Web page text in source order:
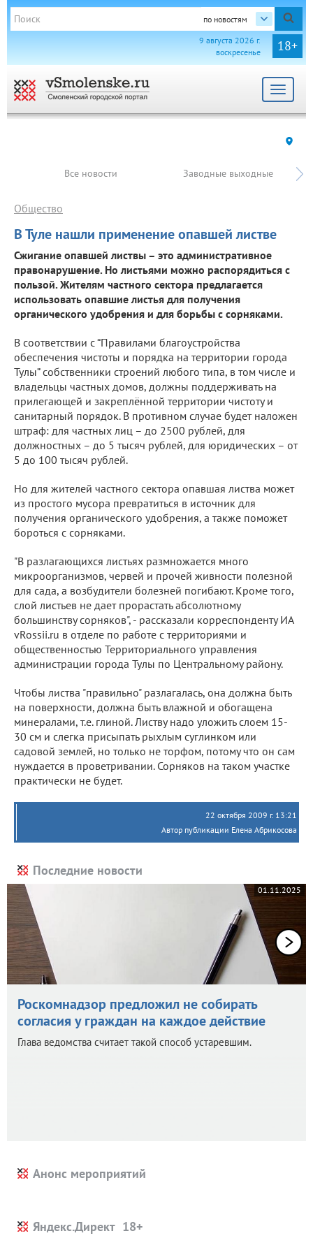
по новостям
18+
9 августа 2026 г.
воскресенье
Toggle
Все новости Заводные выходные
В Туле нашли применение опавшей листве
Общество
Сжигание опавшей листвы – это административное
правонарушение. Но листьями можно распорядиться с
пользой. Жителям частного сектора предлагается
использовать опавшие листья для получения
органического удобрения и для борьбы с сорняками.
В соответствии с “Правилами благоустройства
обеспечения чистоты и порядка на территории города
Тулы” собственники строений любого типа, в том числе и
владельцы частных домов, должны поддерживать на
прилегающей и закреплённой территории чистоту и
санитарный порядок. В противном случае будет наложен
штраф: для частных лиц – до 2500 рублей, для
должностных – до 5 тысяч рублей, для юридических – от
5 до 100 тысяч рублей.
Но для жителей частного сектора опавшая листва может
из простого мусора превратиться в источник для
получения органического удобрения, а также поможет
бороться с сорняками.
"В разлагающихся листьях размножается много
микроорганизмов, червей и прочей живности полезной
для сада, а возбудители болезней погибают. Кроме того,
слой листьев не дает прорастать абсолютному
большинству сорняков", - рассказали корреспонденту ИА
vRossii.ru в отделе по работе с территориями и
общественностью Территориального управления
администрации города Тулы по Центральному району.
Чтобы листва "правильно" разлагалась, она должна быть
на поверхности, должна быть влажной и обогащена
минералами, т.е. глиной. Листву надо уложить слоем 15-
30 см и слегка присыпать рыхлым суглинком или
садовой землей, но только не торфом, потому что он сам
нуждается в проветривании. Сорняков на таком участке
практически не будет.
22 октября 2009 г. 13:21
Автор публикации Елена Абрикосова
Последние новости
01.11.2025
Роскомнадзор предложил не собирать
согласия у граждан на каждое действие
Глава ведомства считает такой способ устаревшим.
Анонс мероприятий
Яндекс.Директ